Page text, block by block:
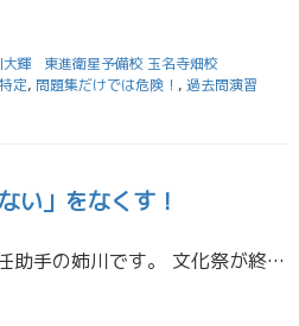
輝
東進衛星予備校 玉名寺畑校
定, 問題集だけでは危険！ , 過去問演習
い」をなくす！
こんにちは！担任助手の姉川です。 文化祭が終わり、入試本番まで刻一刻と迫ってきていますね。 皆さんは、普段の授業に加えて、模試の結果が返ってきたり、「夏に頑張ったのに、まだ点数が伸びない…」と焦りを感じ始めたりする頃かも […]